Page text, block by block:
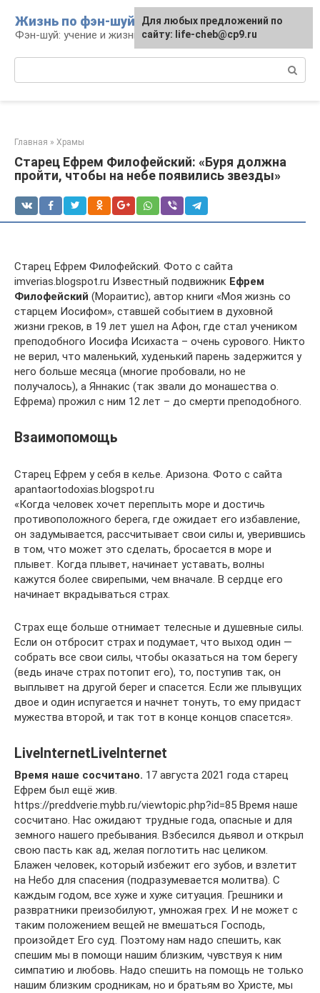
контенту
Жизнь по фэн-шуй
Фэн-шуй: учение и жизнь
Главная » Храмы
Старец Ефрем Филофейский: «Буря должна
пройти, чтобы на небе появились звезды»
Старец Ефрем Филофейский. Фото с сайта
imverias.blogspot.ru Известный подвижник Ефрем
Филофейский (Мораитис), автор книги «Моя жизнь со
старцем Иосифом», ставшей событием в духовной
жизни греков, в 19 лет ушел на Афон, где стал учеником
преподобного Иосифа Исихаста – очень сурового. Никто
не верил, что маленький, худенький парень задержится у
него больше месяца (многие пробовали, но не
получалось), а Яннакис (так звали до монашества о.
Ефрема) прожил с ним 12 лет – до смерти преподобного.
Взаимопомощь
Старец Ефрем у себя в келье. Аризона. Фото с сайта
apantaortodoxias.blogspot.ru
«Когда человек хочет переплыть море и достичь
противоположного берега, где ожидает его избавление,
он задумывается, рассчитывает свои силы и, уверившись
в том, что может это сделать, бросается в море и
плывет. Когда плывет, начинает уставать, волны
кажутся более свирепыми, чем вначале. В сердце его
начинает вкрадываться страх.
Страх еще больше отнимает телесные и душевные силы.
Если он отбросит страх и подумает, что выход один —
собрать все свои силы, чтобы оказаться на том берегу
(ведь иначе страх потопит его), то, поступив так, он
выплывет на другой берег и спасется. Если же плывущих
двое и один испугается и начнет тонуть, то ему придаст
мужества второй, и так тот в конце концов спасется».
LiveInternetLiveInternet
Время наше сосчитано. 17 августа 2021 года старец
Ефрем был ещё жив.
https://preddverie.mybb.ru/viewtopic.php?id=85 Время наше
сосчитано. Нас ожидают трудные года, опасные и для
земного нашего пребывания. Взбесился дьявол и открыл
свою пасть как ад, желая поглотить нас целиком.
Блажен человек, который избежит его зубов, и взлетит
на Небо для спасения (подразумевается молитва). С
каждым годом, все хуже и хуже ситуация. Грешники и
развратники преизобилуют, умножая грех. И не может с
таким положением вещей не вмешаться Господь,
произойдет Его суд. Поэтому нам надо спешить, как
спешим мы в помощи нашим близким, чувствуя к ним
симпатию и любовь. Надо спешить на помощь не только
нашим близким сродникам, но и братьям во Христе, мы
Для любых предложений по
сайту: life-cheb@cp9.ru
Для любых предложений по
сайту: life-cheb@cp9.ru